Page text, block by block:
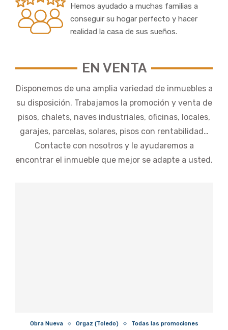
Hemos ayudado a muchas familias a
conseguir su hogar perfecto y hacer
realidad la casa de sus sueños.
EN VENTA
Disponemos de una amplia variedad de inmuebles a
su disposición. Trabajamos la promoción y venta de
pisos, chalets, naves industriales, oficinas, locales,
garajes, parcelas, solares, pisos con rentabilidad…
Contacte con nosotros y le ayudaremos a
encontrar el inmueble que mejor se adapte a usted.
Obra Nueva Orgaz (Toledo) Todas las promociones